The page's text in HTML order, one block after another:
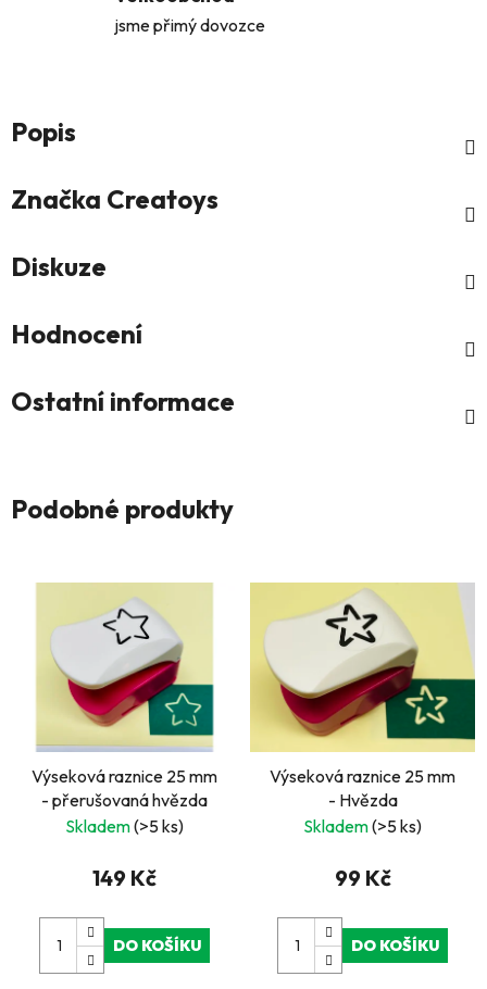
jsme přimý dovozce
Popis
Značka Creatoys
Diskuze
Hodnocení
Ostatní informace
Podobné produkty
Výseková raznice 25 mm
- přerušovaná hvězda
Skladem(>5 ks)
149 Kč
DO KOŠÍKU
Výseková raznice 25 mm
- Hvězda
Skladem(>5 ks)
99 Kč
DO KOŠÍKU